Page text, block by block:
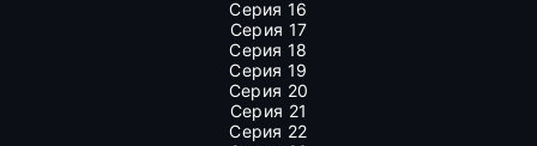
Серия 16
Серия 17
Серия 18
Серия 19
Серия 20
Серия 21
Серия 22